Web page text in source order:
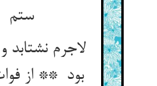
ستم
لاجرم نشتابد
بود ** از